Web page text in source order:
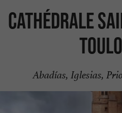
Cathédrale
Abadías, Iglesias,